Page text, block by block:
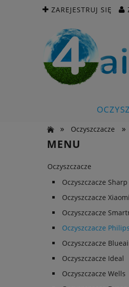
ZAREJESTRUJ SIĘ
»
Oczyszczacze »
MENU
Oczyszczacze
Oczyszczacze Sharp
Oczyszczacze Xiaomi
Oczyszczacze
Oczyszczacze Philips
Oczyszczacze
Oczyszczacze Ideal
Oczyszczacze Wells